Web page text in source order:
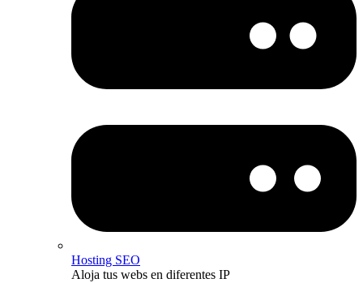
Hosting SEO
Aloja tus webs en diferentes IP